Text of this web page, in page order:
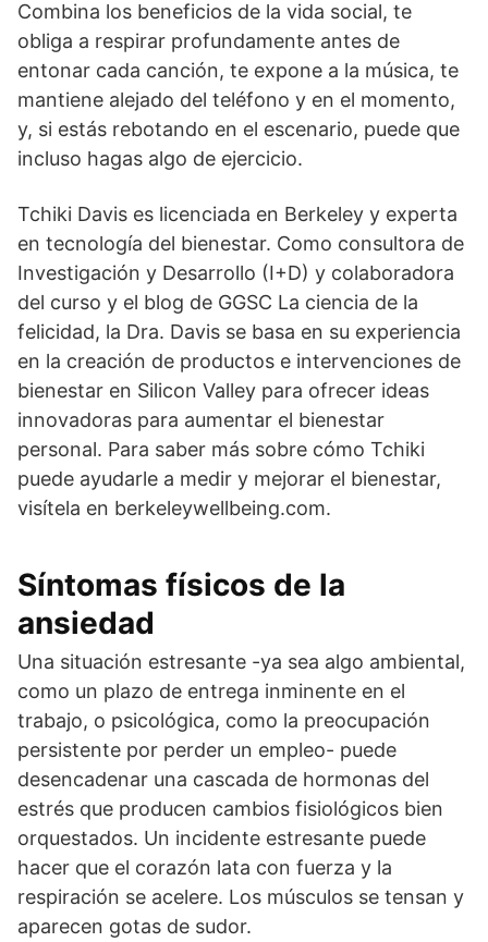
Combina los beneficios de la vida social, te
obliga a respirar profundamente antes de
entonar cada canción, te expone a la música, te
mantiene alejado del teléfono y en el momento,
y, si estás rebotando en el escenario, puede que
incluso hagas algo de ejercicio.
Tchiki Davis es licenciada en Berkeley y experta
en tecnología del bienestar. Como consultora de
Investigación y Desarrollo (I+D) y colaboradora
del curso y el blog de GGSC La ciencia de la
felicidad, la Dra. Davis se basa en su experiencia
en la creación de productos e intervenciones de
bienestar en Silicon Valley para ofrecer ideas
innovadoras para aumentar el bienestar
personal. Para saber más sobre cómo Tchiki
puede ayudarle a medir y mejorar el bienestar,
visítela en berkeleywellbeing.com.
Síntomas físicos de la
ansiedad
Una situación estresante -ya sea algo ambiental,
como un plazo de entrega inminente en el
trabajo, o psicológica, como la preocupación
persistente por perder un empleo- puede
desencadenar una cascada de hormonas del
estrés que producen cambios fisiológicos bien
orquestados. Un incidente estresante puede
hacer que el corazón lata con fuerza y la
respiración se acelere. Los músculos se tensan y
aparecen gotas de sudor.